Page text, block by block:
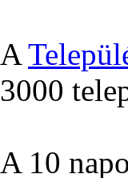
A
3000
A 10